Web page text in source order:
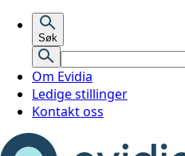
Søk
Om Evidia
Ledige stillinger
Kontakt oss